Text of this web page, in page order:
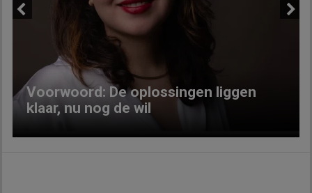
Voorwoord: De oplossingen liggen
klaar, nu nog de wil